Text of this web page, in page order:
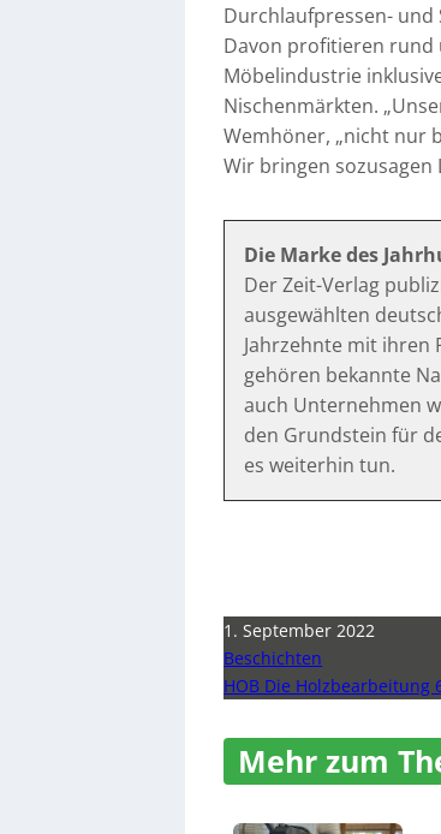
Durchlaufpressen-
Davon profitieren rund
Möbelindustrie
Nischenmärkten.
Wemhöner, „nicht nur
Wir bringen sozusagen
Die Marke des
Der Zeit-Verlag
ausgewählten
Jahrzehnte mit ihren
gehören bekannte
auch Unternehmen
den Grundstein für
es weiterhin tun.
1. September 2022
Beschichten
HOB Die Holzbearbeitung
Mehr zum